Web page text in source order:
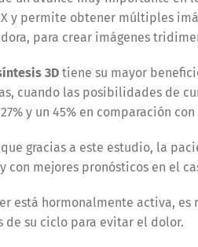
y permite obtener múltiples
para crear imágenes
3Dtiene su mayor
cuando las posibilidades de
y un 45% en comparación
que gracias a este estudio, la
con mejores pronósticos en el
está hormonalmente activa,
de su ciclo para evitar el dolor.